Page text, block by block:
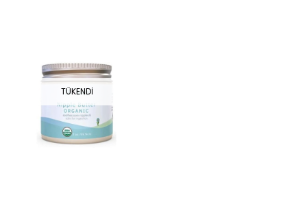
TÜKENDI